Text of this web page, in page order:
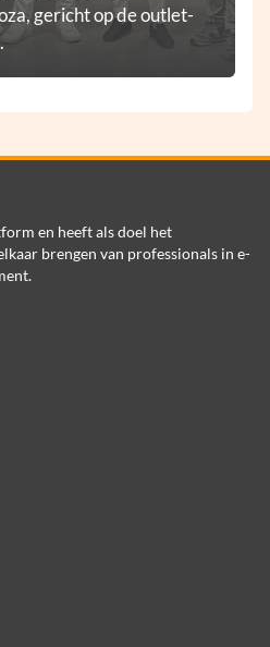
gericht op de outlet-
en heeft als doel het
brengen van professionals in e-